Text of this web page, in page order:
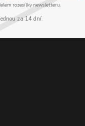
rozesílky newsletteru.
za 14 dní.